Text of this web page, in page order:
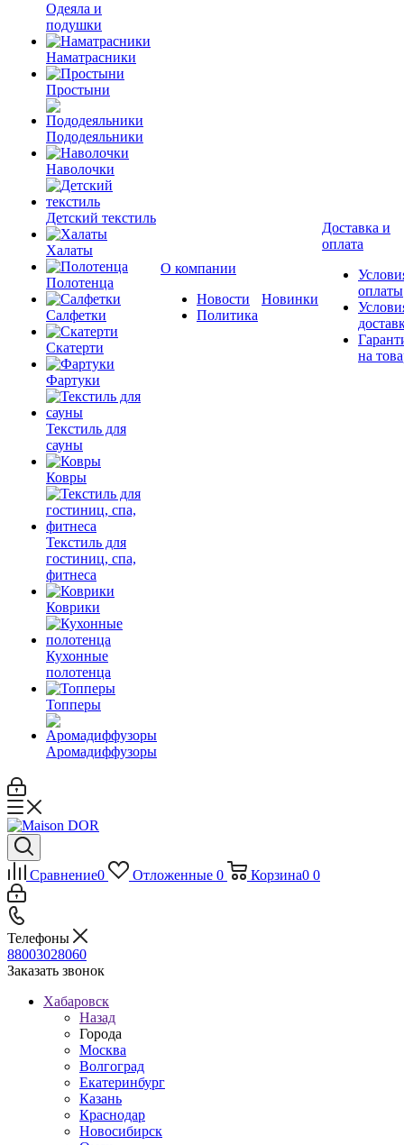
Одеяла и
подушки
Наматрасники
Простыни
Пододеяльники
Наволочки
Детский текстиль
Халаты
Полотенца
Салфетки
Скатерти
Фартуки
Текстиль для
сауны
Ковры
Текстиль для
гостиниц, спа,
фитнеса
Коврики
Кухонные
полотенца
Топперы
Аромадиффузоры
О компании
Новости
Политика
Новинки
Доставка и
оплата
оплаты
на
Сравнение0 Отложенные 0 Корзина0 0
Телефоны
88003028060
Заказать звонок
Хабаровск
Назад
Города
Москва
Волгоград
Екатеринбург
Казань
Краснодар
Новосибирск